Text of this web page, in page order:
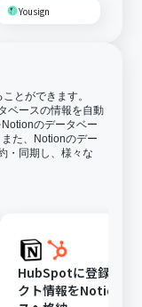
Yousign
とができます。
ベースの情報を自動
のデータベー
た、Notionのデー
・同期し、様々な
HubSpotに登録され
クト情報をNotionデ